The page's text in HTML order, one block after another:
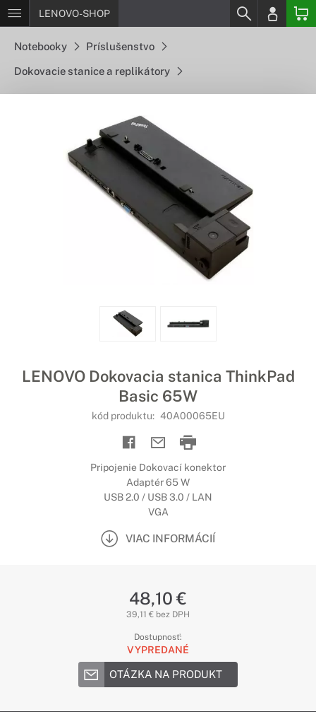
LENOVO-SHOP
Notebooky Príslušenstvo
Dokovacie stanice a replikátory
LENOVO Dokovacia stanica ThinkPad
Basic 65W
kód produktu: 40A00065EU
Pripojenie Dokovací konektor
Adaptér 65 W
USB 2.0 / USB 3.0 / LAN
VGA
VIAC INFORMÁCIÍ
48,10 €
39,11 € bez DPH
Dostupnosť:
VYPREDANÉ
OTÁZKA NA PRODUKT